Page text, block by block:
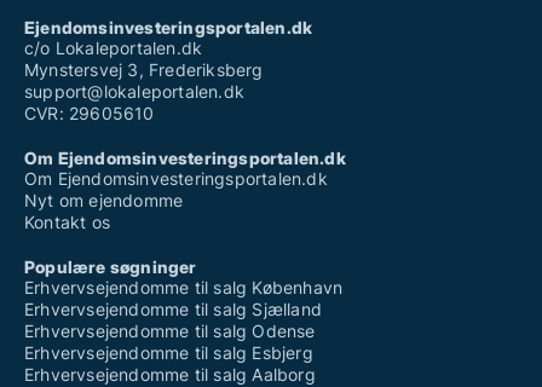
Ejendomsinvesteringsportalen.dk
c/o Lokaleportalen.dk
Mynstersvej 3, Frederiksberg
support@lokaleportalen.dk
CVR: 29605610
Om Ejendomsinvesteringsportalen.dk
Om Ejendomsinvesteringsportalen.dk
Nyt om ejendomme
Kontakt os
Populære søgninger
Erhvervsejendomme til salg København
Erhvervsejendomme til salg Sjælland
Erhvervsejendomme til salg Odense
Erhvervsejendomme til salg Esbjerg
Erhvervsejendomme til salg Aalborg